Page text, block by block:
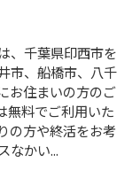
、千葉県印西市を
市、船橋市、八千
お住まいの方のご
無料でご利用いた
の方や終活をお考
なかい...